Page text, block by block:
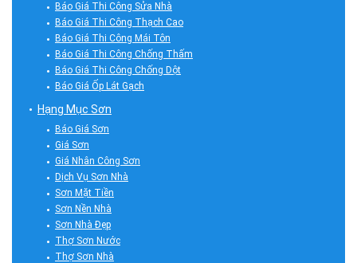
Báo Giá Thi Công Sửa Nhà
Báo Giá Thi Công Thạch Cao
Báo Giá Thi Công Mái Tôn
Báo Giá Thi Công Chống Thấm
Báo Giá Thi Công Chống Dột
Báo Giá Ốp Lát Gạch
Hạng Mục Sơn
Báo Giá Sơn
Giá Sơn
Giá Nhân Công Sơn
Dịch Vụ Sơn Nhà
Sơn Mặt Tiền
Sơn Nền Nhà
Sơn Nhà Đẹp
Thợ Sơn Nước
Thợ Sơn Nhà